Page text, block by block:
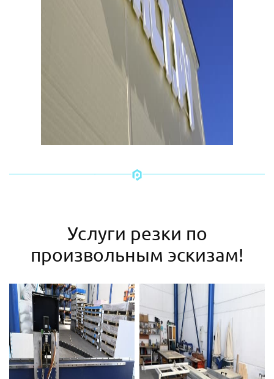
Услуги резки по
произвольным эскизам!